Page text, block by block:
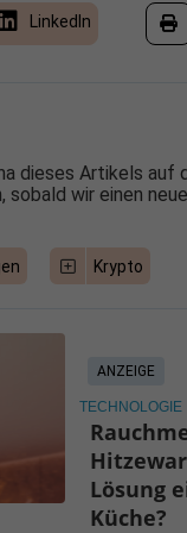
LinkedIn
dieses Artikels auf
sobald wir einen
Krypto
ANZEIGE
TECHNOLOGIE
Lösung
Küche?